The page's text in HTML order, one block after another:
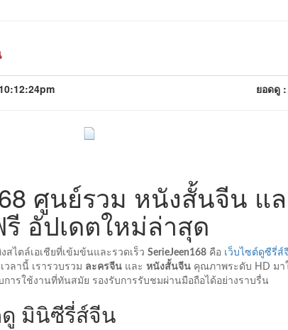
ยอดดู
ศูนย์รวม หนังสั้นจีน แ
อัปเดตใหม่ล่าสุด
ไตล์เอเชียที่เข้มข้นและรวดเร็ว SerieJeen168 คือ เว็บไซต์ดูซีรี่ส์
ลานี้ เรารวบรวม ละครจีน และ หนังสั้นจีน คุณภาพระดับ HD ม
การใช้งานที่ทันสมัย รองรับการรับชมผ่านมือถือได้อย่างราบรื่น
ดู มินิซีรี่ส์จีน